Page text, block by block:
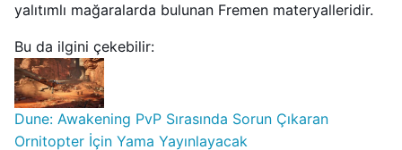
yalıtımlı mağaralarda bulunan Fremen materyalleridir.
Bu da ilgini çekebilir:
Dune: Awakening PvP Sırasında Sorun Çıkaran
Ornitopter İçin Yama Yayınlayacak